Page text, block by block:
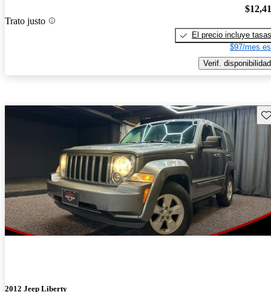
Trato justo
El precio incluye tasas
$97/mes
Verif. disponibilidad
2012 Jeep Liberty